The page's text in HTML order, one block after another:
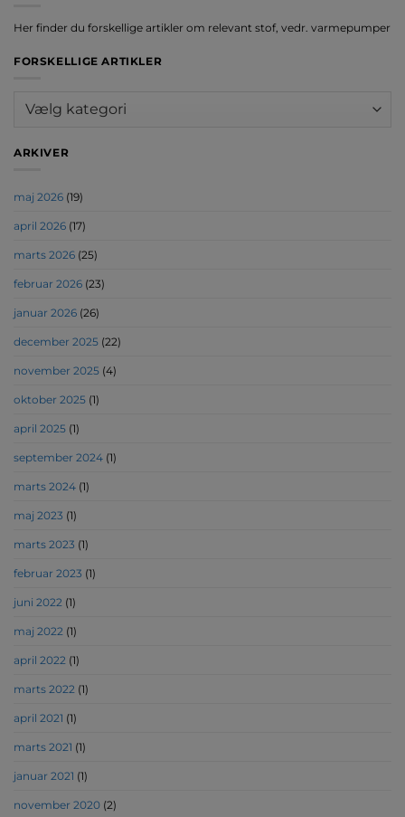
Her finder du forskellige artikler om relevant stof, vedr. varmepumper
FORSKELLIGE ARTIKLER
artikler
ARKIVER
maj 2026 (19)
april 2026 (17)
marts 2026 (25)
februar 2026 (23)
januar 2026 (26)
december 2025 (22)
november 2025 (4)
oktober 2025 (1)
april 2025 (1)
september 2024 (1)
marts 2024 (1)
maj 2023 (1)
marts 2023 (1)
februar 2023 (1)
juni 2022 (1)
maj 2022 (1)
april 2022 (1)
marts 2022 (1)
april 2021 (1)
marts 2021 (1)
januar 2021 (1)
november 2020 (2)